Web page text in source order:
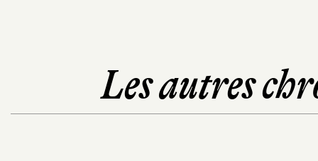
Les autres